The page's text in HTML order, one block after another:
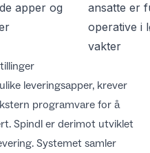
apper og
ansatte er
operative i
vakter
leveringsapper, krever
programvare for å
Spindl er derimot utviklet
Systemet samler